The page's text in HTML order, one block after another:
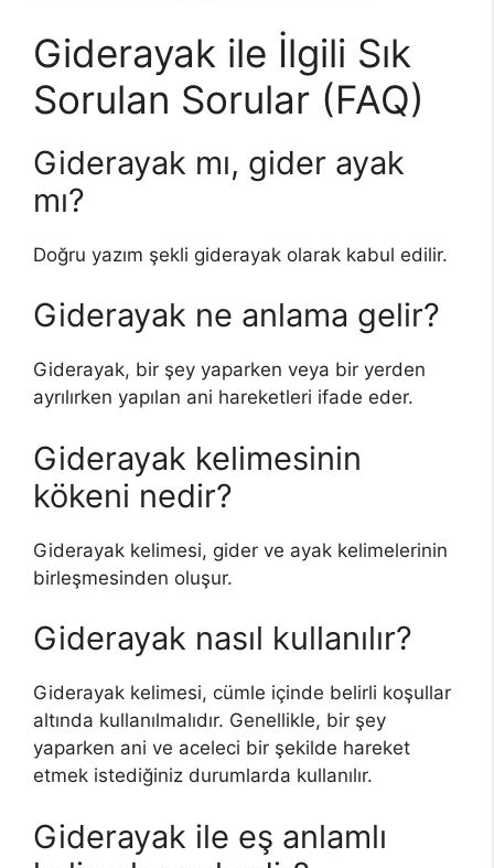
Giderayak ile İlgili Sık
Sorulan Sorular (FAQ)
Giderayak mı, gider ayak
mı?
Doğru yazım şekli giderayak olarak kabul edilir.
Giderayak ne anlama gelir?
Giderayak, bir şey yaparken veya bir yerden
ayrılırken yapılan ani hareketleri ifade eder.
Giderayak kelimesinin
kökeni nedir?
Giderayak kelimesi, gider ve ayak kelimelerinin
birleşmesinden oluşur.
Giderayak nasıl kullanılır?
Giderayak kelimesi, cümle içinde belirli koşullar
altında kullanılmalıdır. Genellikle, bir şey
yaparken ani ve aceleci bir şekilde hareket
etmek istediğiniz durumlarda kullanılır.
Giderayak ile eş anlamlı